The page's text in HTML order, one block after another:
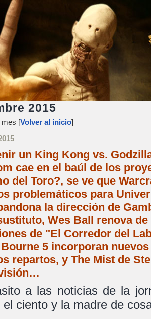
2015
[Volver al inicio]
un King Kong vs.
cae en el baúl de los
del Toro?, se ve que
problemáticos para
la dirección de
Wes Ball renova
de "El Corredor del
5 incorporan
repartos, y The Mist de
a las noticias de la
el ciento y la madre de